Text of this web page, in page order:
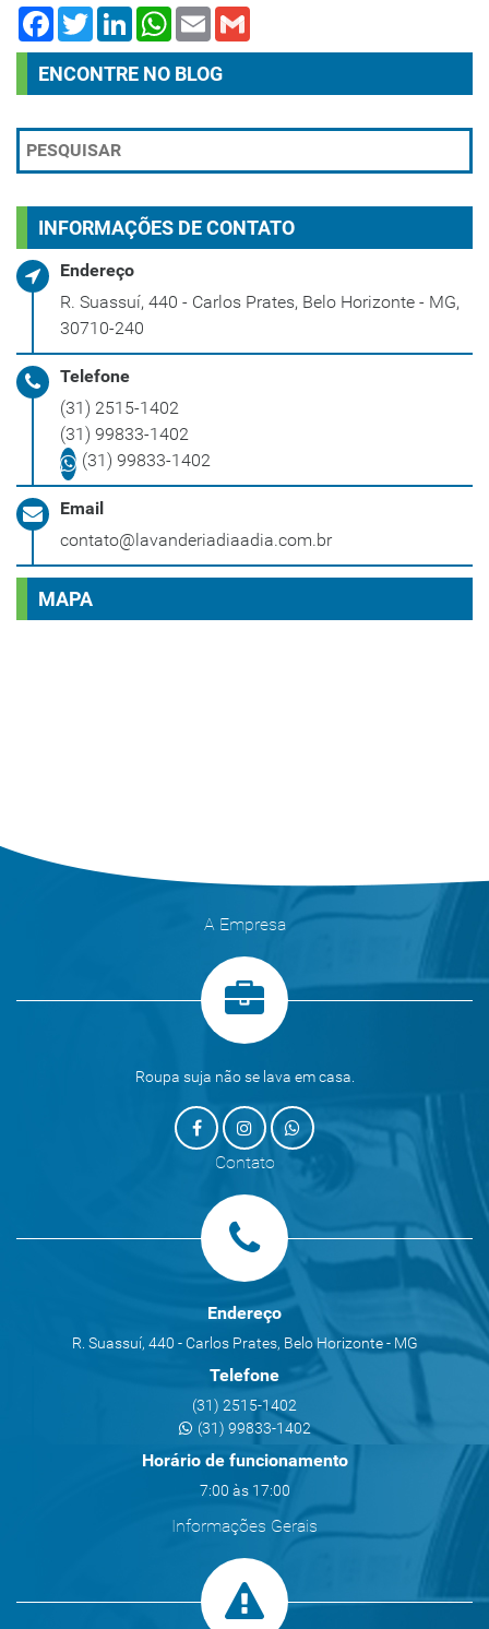
FacebookTwitterLinkedInWhatsApp
Email
ENCONTRE NO BLOG
INFORMAÇÕES DE CONTATO
Endereço
R. Suassuí, 440 - Carlos Prates, Belo Horizonte - MG,
30710-240
Telefone
(31) 2515-1402
(31) 99833-1402
(31) 99833-1402
Email
contato@lavanderiadiaadia.com.br
MAPA
A Empresa
Roupa suja não se lava em casa.
Contato
Endereço
R. Suassuí, 440 - Carlos Prates, Belo Horizonte - MG
Telefone
(31) 2515-1402
(31) 99833-1402
Horário de funcionamento
7:00 às 17:00
Informações Gerais